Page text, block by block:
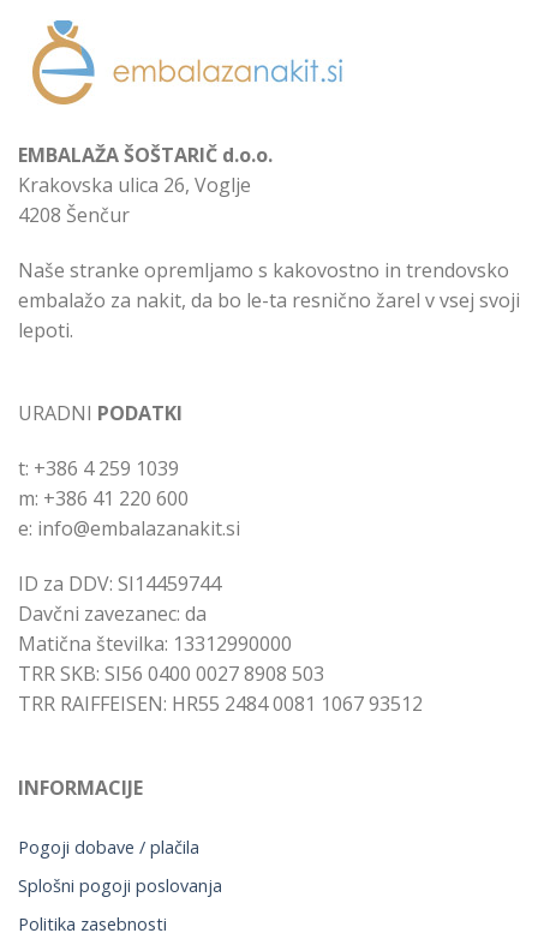
EMBALAŽA ŠOŠTARIČ d.o.o.
Krakovska ulica 26, Voglje
4208 Šenčur
Naše stranke opremljamo s kakovostno in trendovsko
embalažo za nakit, da bo le-ta resnično žarel v vsej svoji
lepoti.
URADNI PODATKI
t: +386 4 259 1039
m: +386 41 220 600
e: info@embalazanakit.si
ID za DDV: SI14459744
Davčni zavezanec: da
Matična številka: 13312990000
TRR SKB: SI56 0400 0027 8908 503
TRR RAIFFEISEN: HR55 2484 0081 1067 93512
INFORMACIJE
Pogoji dobave / plačila
Splošni pogoji poslovanja
Politika zasebnosti